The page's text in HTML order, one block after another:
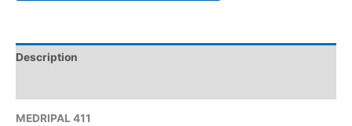
Description
MEDRIPAL 411